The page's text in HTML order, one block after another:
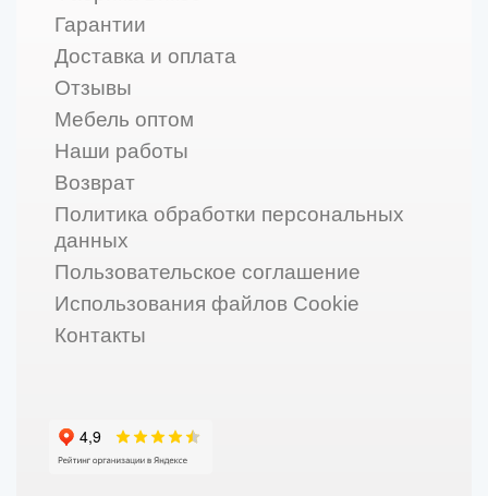
Гарантии
Доставка и оплата
Отзывы
Мебель оптом
Наши работы
Возврат
Политика обработки персональных
данных
Пользовательское соглашение
Использования файлов Cookie
Контакты